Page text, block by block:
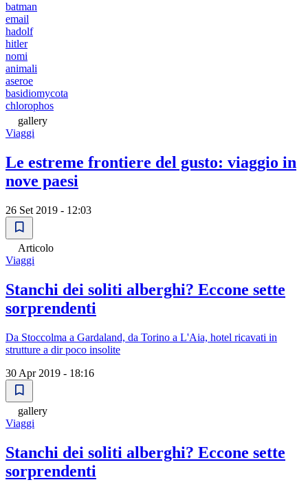
batman
email
hadolf
hitler
nomi
animali
aseroe
basidiomycota
chlorophos
gallery
Viaggi
Le estreme frontiere del gusto: viaggio in
nove paesi
26 Set 2019 - 12:03
Articolo
Viaggi
Stanchi dei soliti alberghi? Eccone sette
sorprendenti
Da Stoccolma a Gardaland, da Torino a L'Aia, hotel ricavati in
strutture a dir poco insolite
30 Apr 2019 - 18:16
gallery
Viaggi
Stanchi dei soliti alberghi? Eccone sette
sorprendenti